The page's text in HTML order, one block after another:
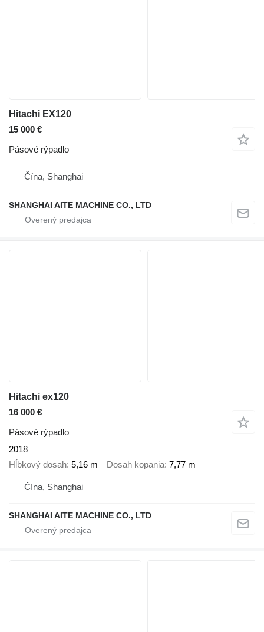
Hitachi EX120
15 000 €
Pásové rýpadlo
Čína, Shanghai
SHANGHAI AITE MACHINE CO., LTD
Hitachi ex120
16 000 €
Pásové rýpadlo
2018
Hĺbkový dosah 5,16 m Dosah kopania 7,77 m
Čína, Shanghai
SHANGHAI AITE MACHINE CO., LTD